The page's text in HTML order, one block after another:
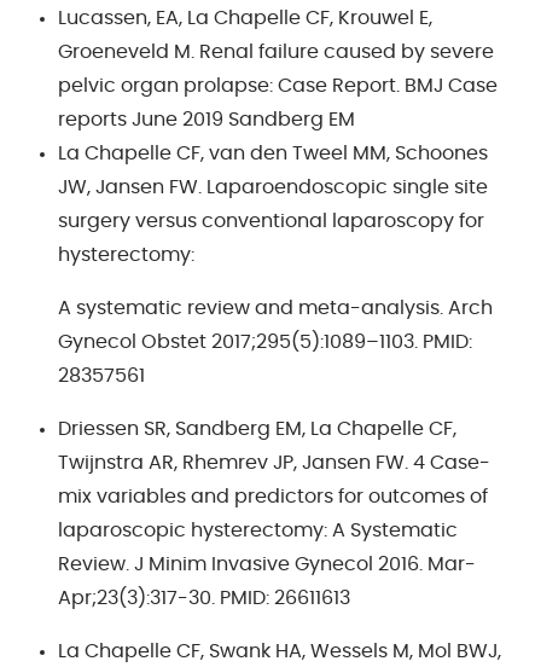
Lucassen, EA, La Chapelle CF, Krouwel E,
Groeneveld M. Renal failure caused by severe
pelvic organ prolapse: Case Report. BMJ Case
reports June 2019 Sandberg EM
La Chapelle CF, van den Tweel MM, Schoones
JW, Jansen FW. Laparoendoscopic single site
surgery versus conventional laparoscopy for
hysterectomy:
A systematic review and meta-analysis. Arch
Gynecol Obstet 2017;295(5):1089–1103. PMID:
28357561
Driessen SR, Sandberg EM, La Chapelle CF,
Twijnstra AR, Rhemrev JP, Jansen FW. 4 Case-
mix variables and predictors for outcomes of
laparoscopic hysterectomy: A Systematic
Review. J Minim Invasive Gynecol 2016. Mar-
Apr;23(3):317-30. PMID: 26611613
La Chapelle CF, Swank HA, Wessels M, Mol BWJ,